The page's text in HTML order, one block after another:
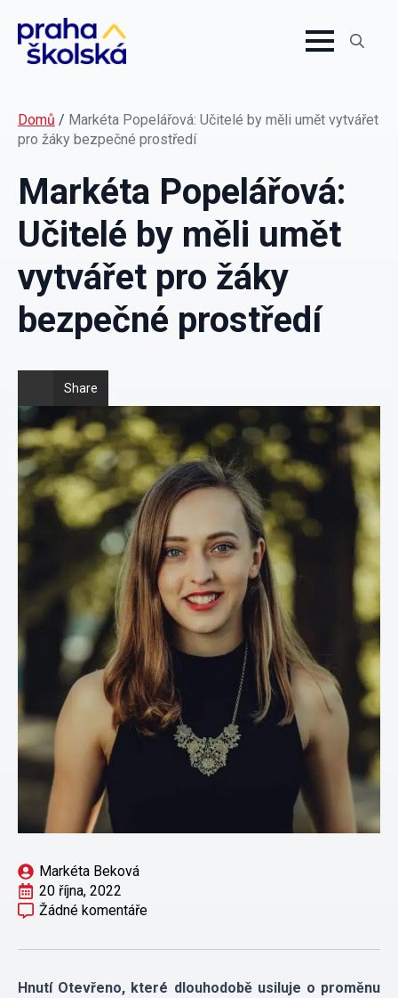
Domů / Markéta Popelářová: Učitelé by měli umět vytvářet
pro žáky bezpečné prostředí
Markéta Popelářová:
Učitelé by měli umět
vytvářet pro žáky
bezpečné prostředí
Share
Markéta Beková
20 října, 2022
Žádné komentáře
Hnutí Otevřeno, které dlouhodobě usiluje o proměnu